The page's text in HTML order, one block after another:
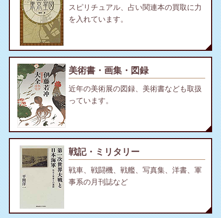
スピリチュアル、占い関連本の買取に力
を入れています。
美術書・画集・図録
近年の美術展の図録、美術書なども取扱
っています。
戦記・ミリタリー
戦車、戦闘機、戦艦、写真集、洋書、軍
事系の月刊誌など